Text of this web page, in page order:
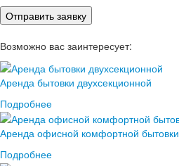
Возможно вас заинтересует:
Аренда бытовки двухсекционной
Подробнее
Аренда офисной комфортной бытовки
Подробнее